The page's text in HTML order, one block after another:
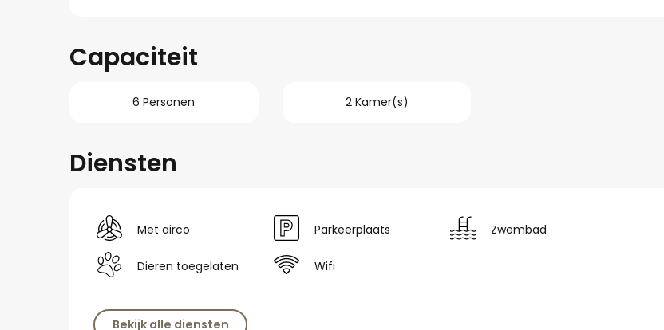
Capaciteit
6 Personen 2 Kamer(s)
Diensten
Met airco Parkeerplaats Zwembad
Dieren toegelaten Wifi
Bekijk alle diensten